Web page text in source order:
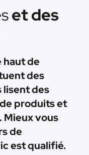
et des
haut de
des
lisent des
produits et
Mieux vous
de
est qualifié.